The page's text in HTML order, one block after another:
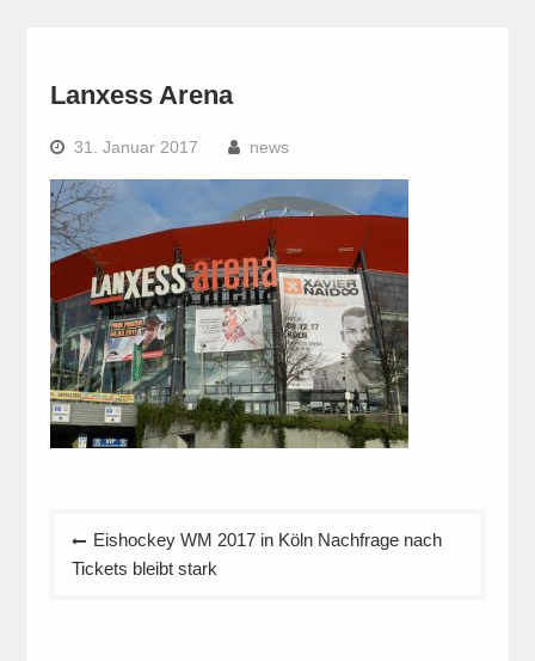
Lanxess Arena
31. Januar 2017 news
Beitragsnavigation
Eishockey WM 2017 in Köln Nachfrage nach
Tickets bleibt stark